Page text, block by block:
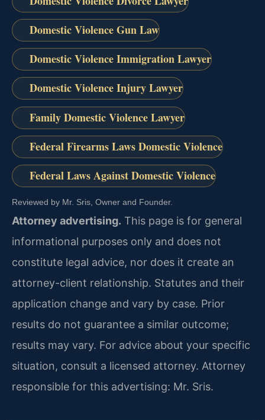
Domestic Violence Gun Law
Domestic Violence Immigration Lawyer
Domestic Violence Injury Lawyer
Family Domestic Violence Lawyer
Federal Firearms Laws Domestic Violence
Federal Laws Against Domestic Violence
Reviewed by Mr. Sris, Owner and Founder.
Attorney advertising. This page is for general
informational purposes only and does not
constitute legal advice, nor does it create an
attorney-client relationship. Statutes and their
application change and vary by case. Prior
results do not guarantee a similar outcome;
results may vary. For advice about your specific
situation, consult a licensed attorney. Attorney
responsible for this advertising: Mr. Sris.